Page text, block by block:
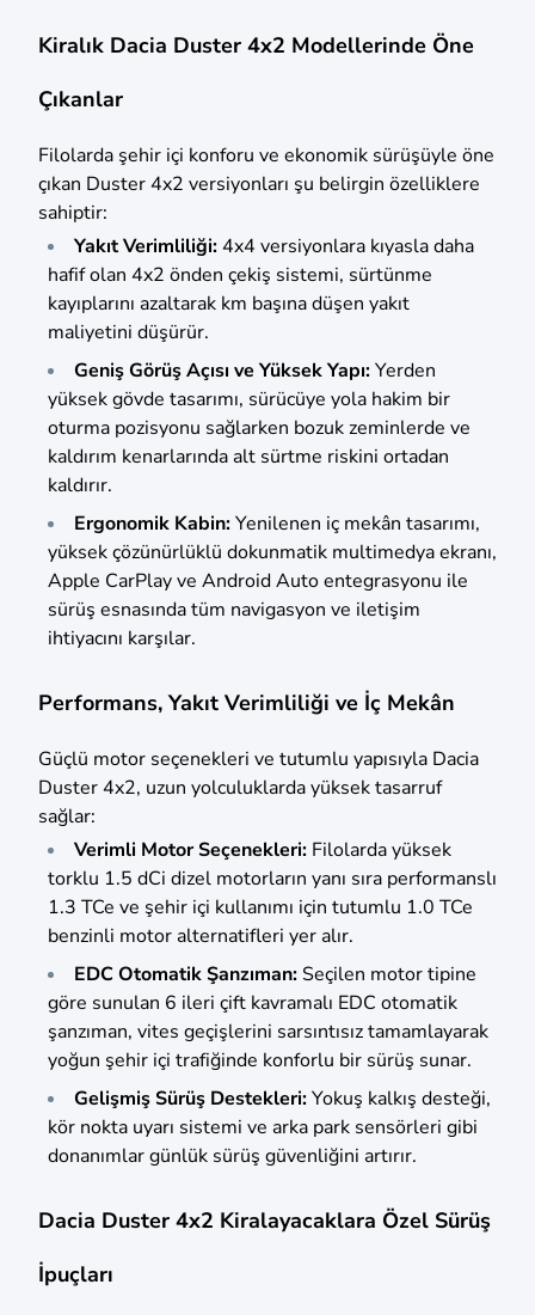
Kiralık Dacia Duster 4x2 Modellerinde Öne
Çıkanlar
Filolarda şehir içi konforu ve ekonomik sürüşüyle öne
çıkan Duster 4x2 versiyonları şu belirgin özelliklere
sahiptir:
Yakıt Verimliliği:4x4 versiyonlara kıyasla daha
hafif olan 4x2 önden çekiş sistemi, sürtünme
kayıplarını azaltarak km başına düşen yakıt
maliyetini düşürür.
Geniş Görüş Açısı ve Yüksek Yapı:Yerden
yüksek gövde tasarımı, sürücüye yola hakim bir
oturma pozisyonu sağlarken bozuk zeminlerde ve
kaldırım kenarlarında alt sürtme riskini ortadan
kaldırır.
Ergonomik Kabin:Yenilenen iç mekân tasarımı,
yüksek çözünürlüklü dokunmatik multimedya ekranı,
Apple CarPlay ve Android Auto entegrasyonu ile
sürüş esnasında tüm navigasyon ve iletişim
ihtiyacını karşılar.
Performans, Yakıt Verimliliği ve İç Mekân
Güçlü motor seçenekleri ve tutumlu yapısıyla Dacia
Duster 4x2, uzun yolculuklarda yüksek tasarruf
sağlar:
Verimli Motor Seçenekleri: Filolarda yüksek
torklu 1.5 dCi dizel motorların yanı sıra performanslı
1.3 TCe ve şehir içi kullanımı için tutumlu 1.0 TCe
benzinli motor alternatifleri yer alır.
EDC Otomatik Şanzıman: Seçilen motor tipine
göre sunulan 6 ileri çift kavramalı EDC otomatik
şanzıman, vites geçişlerini sarsıntısız tamamlayarak
yoğun şehir içi trafiğinde konforlu bir sürüş sunar.
Gelişmiş Sürüş Destekleri:Yokuş kalkış desteği,
kör nokta uyarı sistemi ve arka park sensörleri gibi
donanımlar günlük sürüş güvenliğini artırır.
Dacia Duster 4x2 Kiralayacaklara Özel Sürüş
İpuçları